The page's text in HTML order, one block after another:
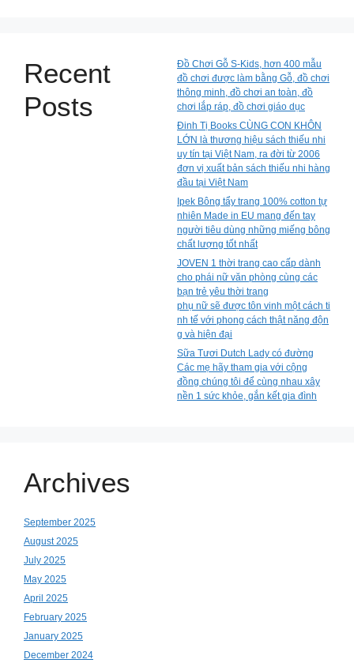
Recent
Posts
Đồ Chơi Gỗ S-Kids, hơn 400 mẫu
đồ chơi được làm bằng Gỗ, đồ chơi
thông minh, đồ chơi an toàn, đồ
chơi lắp ráp, đồ chơi giáo dục
Đinh Tị Books CÙNG CON KHÔN
LỚN là thương hiệu sách thiếu nhi
uy tín tại Việt Nam, ra đời từ 2006
đơn vị xuất bản sách thiếu nhi hàng
đầu tại Việt Nam
Ipek Bông tẩy trang 100% cotton tự
nhiên Made in EU mang đến tay
người tiêu dùng những miếng bông
chất lượng tốt nhất
JOVEN 1 thời trang cao cấp dành
cho phái nữ văn phòng cùng các
bạn trẻ yêu thời trang
phụ nữ sẽ được tôn vinh một cách ti
nh tế với phong cách thật năng độn
g và hiện đại
Sữa Tươi Dutch Lady có đường
Các mẹ hãy tham gia với cộng
đồng chúng tôi để cùng nhau xây
nền 1 sức khỏe, gắn kết gia đình
Archives
September 2025
August 2025
July 2025
May 2025
April 2025
February 2025
January 2025
December 2024